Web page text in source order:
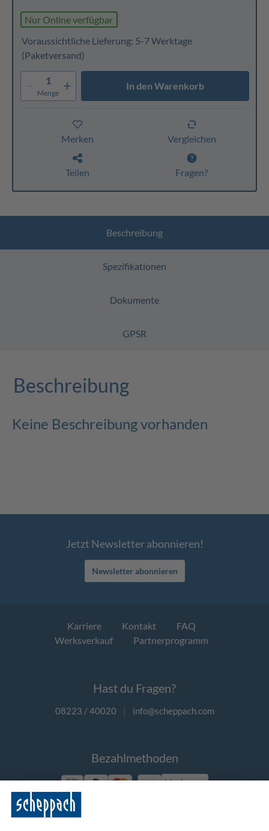
Nur Online verfügbar
Voraussichtliche Lieferung: 5-7 Werktage
(Paketversand)
1
Menge
In den Warenkorb
Merken Vergleichen
Teilen Fragen?
Beschreibung
Spezifikationen
Dokumente
GPSR
Beschreibung
Keine Beschreibung vorhanden
Jetzt Newsletter abonnieren!
Newsletter abonnieren
Karriere Kontakt
FAQ
Werksverkauf
Partnerprogramm
Hast du Fragen?
08223 / 40020 | info@scheppach.com
Bezahlmethoden
Vorkasse